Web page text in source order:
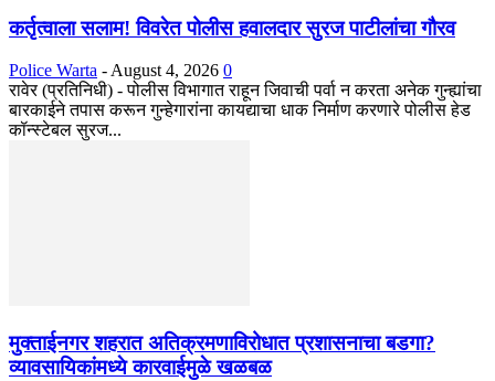
कर्तृत्वाला सलाम! विवरेत पोलीस हवालदार सुरज पाटीलांचा गौरव
Police Warta - August 4, 2026 0
रावेर (प्रतिनिधी) - पोलीस विभागात राहून जिवाची पर्वा न करता अनेक गुन्ह्यांचा
बारकाईने तपास करून गुन्हेगारांना कायद्याचा धाक निर्माण करणारे पोलीस हेड
कॉन्स्टेबल सुरज...
मुक्ताईनगर शहरात अतिक्रमणाविरोधात प्रशासनाचा बडगा?
व्यावसायिकांमध्ये कारवाईमुळे खळबळ